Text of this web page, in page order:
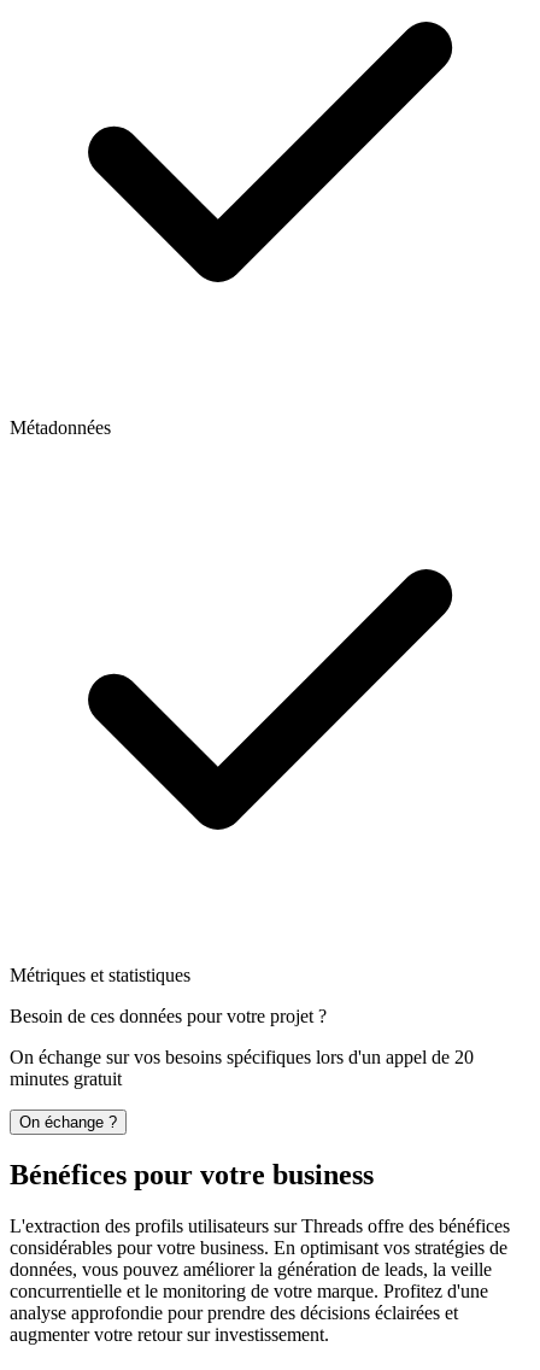
Métadonnées
Métriques et statistiques
Besoin de ces données pour votre projet ?
On échange sur vos besoins spécifiques lors d'un appel de 20
minutes gratuit
On échange ?
Bénéfices pour votre business
L'extraction des profils utilisateurs sur Threads offre des bénéfices
considérables pour votre business. En optimisant vos stratégies de
données, vous pouvez améliorer la génération de leads, la veille
concurrentielle et le monitoring de votre marque. Profitez d'une
analyse approfondie pour prendre des décisions éclairées et
augmenter votre retour sur investissement.